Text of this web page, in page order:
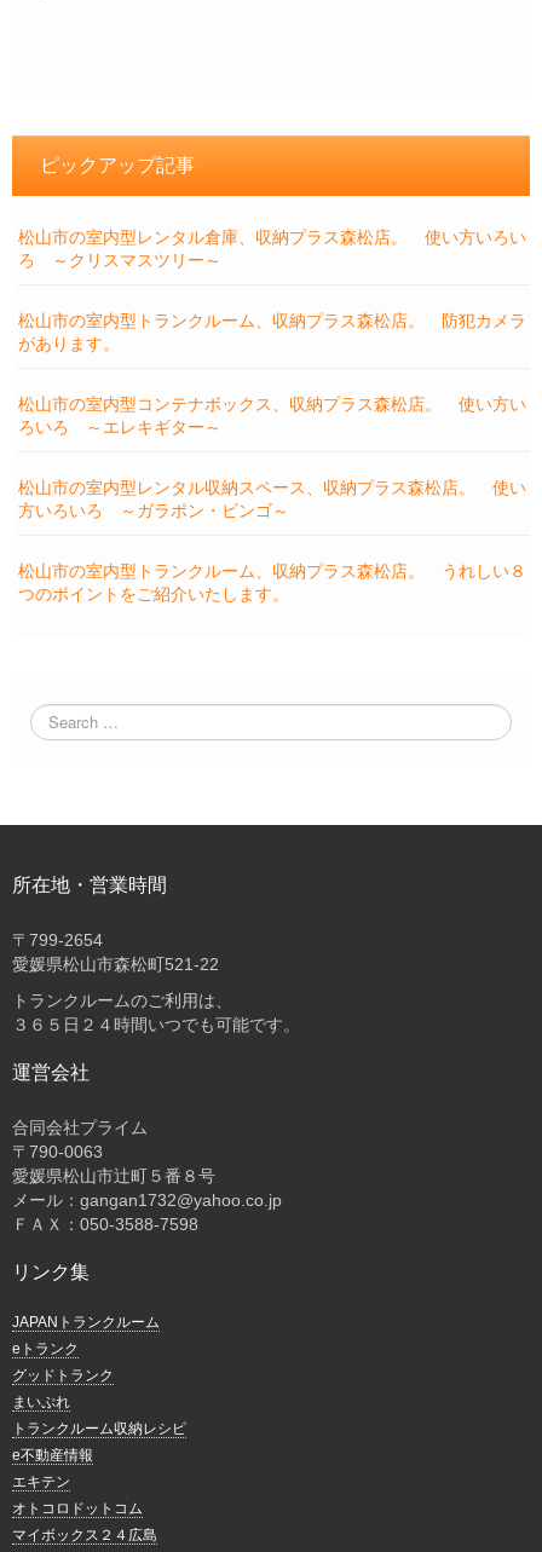
ピックアップ記事
松山市の室内型レンタル倉庫、収納プラス森松店。 使い方いろい
ろ ～クリスマスツリー～
松山市の室内型トランクルーム、収納プラス森松店。 防犯カメラ
があります。
松山市の室内型コンテナボックス、収納プラス森松店。 使い方い
ろいろ ～エレキギター～
松山市の室内型レンタル収納スペース、収納プラス森松店。 使い
方いろいろ ～ガラポン・ビンゴ～
松山市の室内型トランクルーム、収納プラス森松店。 うれしい８
つのポイントをご紹介いたします。
所在地・営業時間
〒 799-2654
愛媛県松山市森松町521-22
トランクルームのご利用は、
３６５日２４時間いつでも可能です。
運営会社
合同会社プライム
〒 790-0063
愛媛県松山市辻町５番８号
メール：gangan1732@yahoo.co.jp
ＦＡＸ：050-3588-7598
リンク集
JAPANトランクルーム
eトランク
グッドトランク
まいぷれ
トランクルーム収納レシピ
e不動産情報
エキテン
オトコロドットコム
マイボックス２４広島